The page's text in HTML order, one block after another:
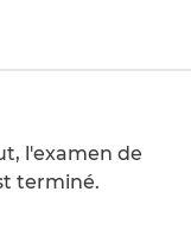
l'examen de
terminé.